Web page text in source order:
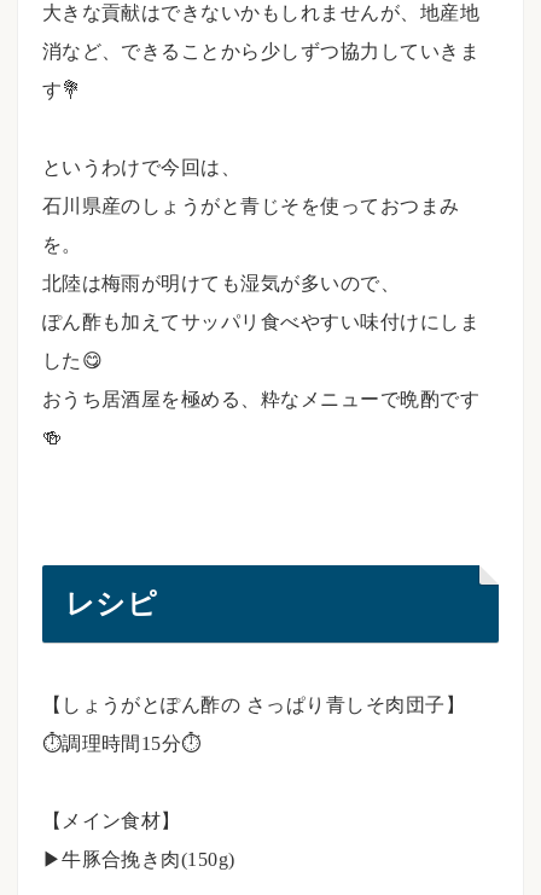
大きな貢献はできないかもしれませんが、地産地
消など、できることから少しずつ協力していきま
す💐
というわけで今回は、
石川県産のしょうがと青じそを使っておつまみ
を。
北陸は梅雨が明けても湿気が多いので、
ぽん酢も加えてサッパリ食べやすい味付けにしま
した😋
おうち居酒屋を極める、粋なメニューで晩酌です
🍻
レシピ
【しょうがとぽん酢の さっぱり青しそ肉団子】
⏱調理時間15分⏱
【メイン食材】
▶︎牛豚合挽き肉(150g)